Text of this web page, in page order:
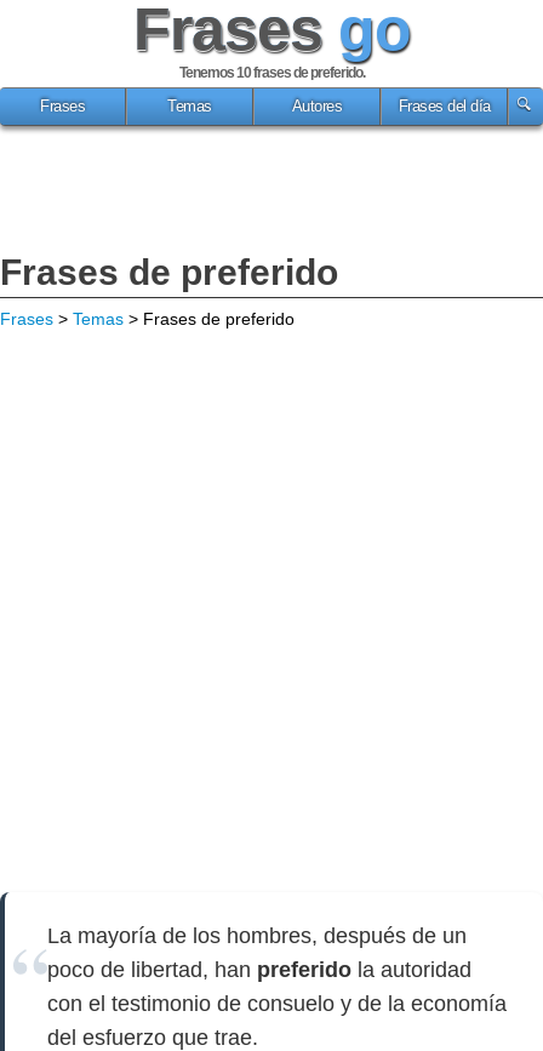
Frases go
Tenemos 10frases de preferido.
Frases
Temas Autores Frases del día
Frases de preferido
Frases > Temas > Frases de preferido
La mayoría de los hombres, después de un
poco de libertad, han preferido la autoridad
con el testimonio de consuelo y de la economía
del esfuerzo que trae.